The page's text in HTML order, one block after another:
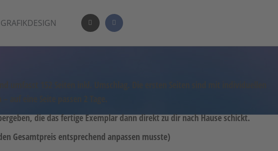
GRAFIKDESIGN
umfasst 152 Seiten inkl. Umschlag. Die ersten Seiten sind mit individuellen
eine Seite passen 2 Tage.
die das fertige Exemplar dann direkt zu dir nach Hause schickt.
Gesamtpreis entsprechend anpassen musste)